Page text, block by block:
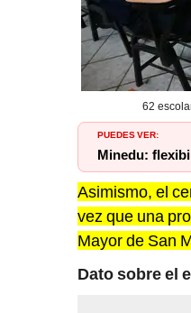
62
PUEDES VER:
Minedu:
Asimismo, el
vez que una
Mayor de San
Dato sobre el